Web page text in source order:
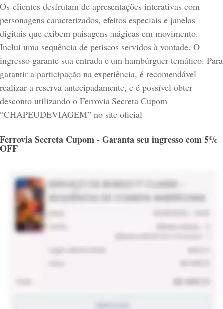
Os clientes desfrutam de apresentações interativas com
personagens caracterizados, efeitos especiais e janelas
digitais que exibem paisagens mágicas em movimento.
Inclui uma sequência de petiscos servidos à vontade. O
ingresso garante sua entrada e um hambúrguer temático. Para
garantir a participação na experiência, é recomendável
realizar a reserva antecipadamente, e é possível obter
desconto utilizando o Ferrovia Secreta Cupom
“CHAPEUDEVIAGEM” no site oficial
Ferrovia Secreta Cupom - Garanta seu ingresso com 5%
OFF